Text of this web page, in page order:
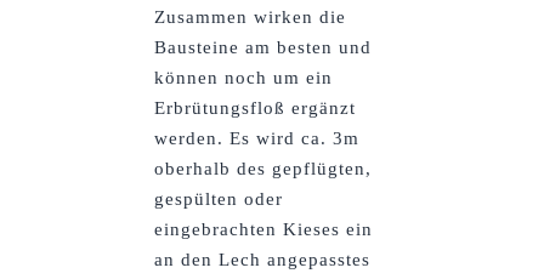
Zusammen wirken die
Bausteine am besten und
können noch um ein
Erbrütungsfloß ergänzt
werden. Es wird ca. 3m
oberhalb des gepflügten,
gespülten oder
eingebrachten Kieses ein
an den Lech angepasstes